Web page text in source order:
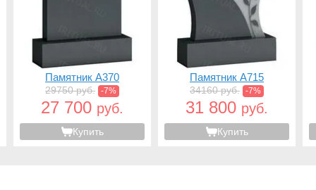
Памятник A370
29750 руб. -7%
27 700 руб.
Купить
Памятник A715
34160 руб. -7%
31 800 руб.
Купить